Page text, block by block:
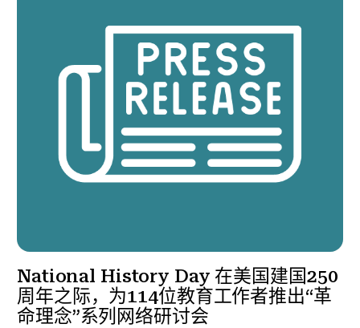
National History Day 在美国建国250
周年之际，为114位教育工作者推出“革
命理念”系列网络研讨会